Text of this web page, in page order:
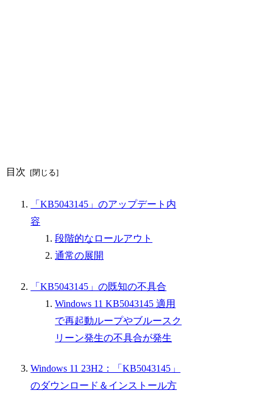
目次
「KB5043145」のアップデート内
容
段階的なロールアウト
通常の展開
「KB5043145」の既知の不具合
Windows 11 KB5043145 適用
で再起動ループやブルースク
リーン発生の不具合が発生
Windows 11 23H2：「KB5043145」
のダウンロード＆インストール方